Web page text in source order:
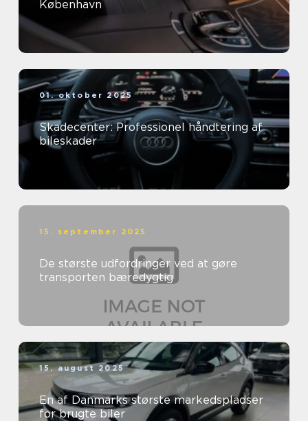
København
01. oktober 2025
Skadecenter: Professionel håndtering af
bileskader
15. september 2025
De største udfordringer ved at gøre
transporten bæredygtig
15. august 2025
En af Danmarks største markedspladser
for brugte biler